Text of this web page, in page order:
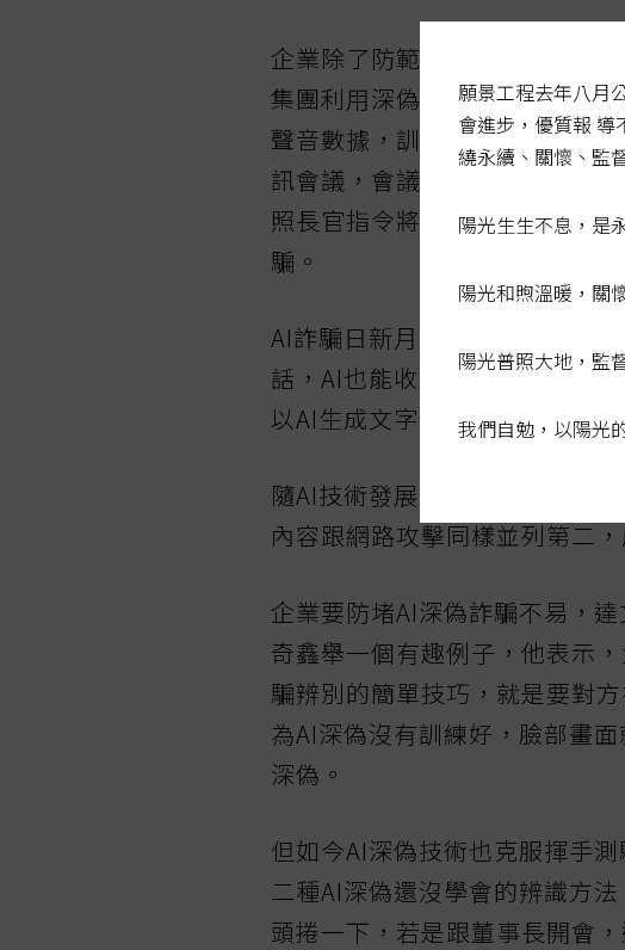
企業除了防範資安機密被駭，
集團利用深偽技術，收集一家
聲音數據，訓練錄製多位高層
訊會議，會議中高層集體變臉
照長官指令將公司款項分五次
騙。
AI詐騙日新月異，AI深偽影片讓
話，AI也能收集特定人的說話
以AI生成文字信件內容，讓人
隨AI技術發展，KPMG預測未來
內容跟網路攻擊同樣並列第二
企業要防堵AI深偽詐騙不易，
奇鑫舉一個有趣例子，他表示
騙辨別的簡單技巧，就是要對
為AI深偽沒有訓練好，臉部畫
深偽。
但如今AI深偽技術也克服揮手
二種AI深偽還沒學會的辨識方
頭捲一下，若是跟董事長開會
願景工程去年八月
會進步，優質報 導
繞永續、關懷、監
陽光生生不息，是
陽光和煦溫暖，關
陽光普照大地，監
我們自勉，以陽光